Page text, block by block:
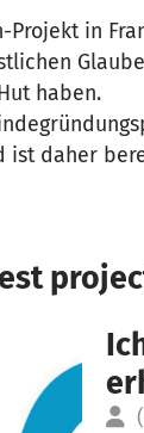
Projekt in
haben.
ist daher